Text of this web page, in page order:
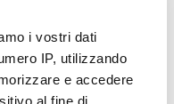
i vostri dati
IP, utilizzando
e accedere
gliceril stearato
glutamato sodico,
carragenine,
sorbato, alcool